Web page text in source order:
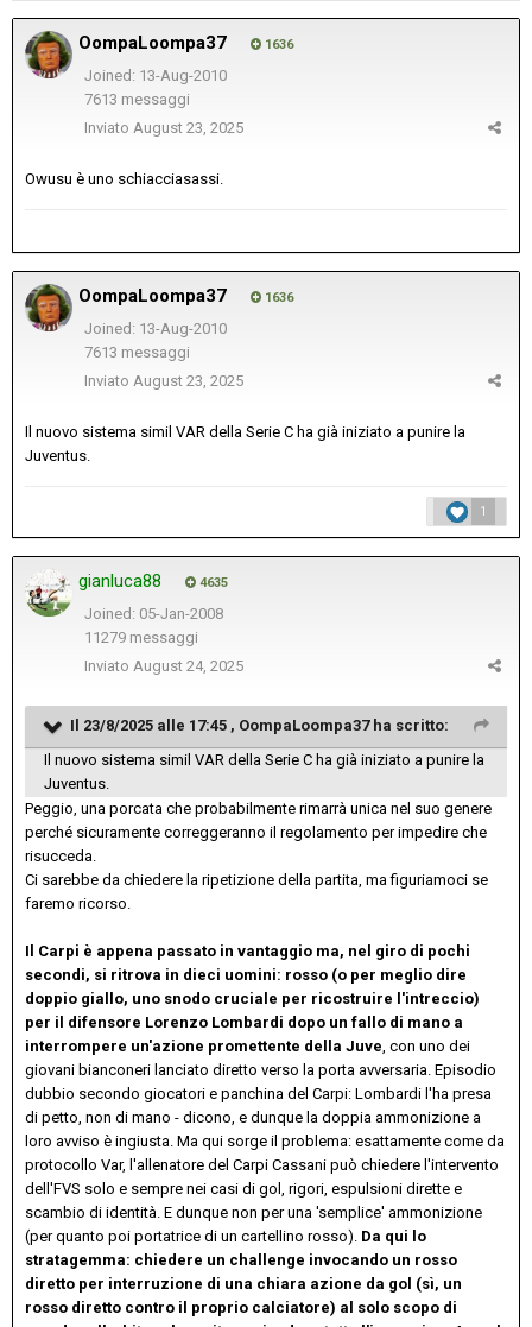
OompaLoompa37 1636
Joined: 13-Aug-2010
7613 messaggi
Inviato August 23, 2025
Owusu è uno schiacciasassi.
OompaLoompa37 1636
Joined: 13-Aug-2010
7613 messaggi
Inviato August 23, 2025
Il nuovo sistema simil VAR della Serie C ha già iniziato a punire la
Juventus.
1
gianluca88 4635
Joined: 05-Jan-2008
11279 messaggi
Inviato August 24, 2025
Il 23/8/2025 alle 17:45 , OompaLoompa37ha scritto:
Il nuovo sistema simil VAR della Serie C ha già iniziato a punire la
Juventus.
Peggio, una porcata che probabilmente rimarrà unica nel suo genere
perché sicuramente correggeranno il regolamento per impedire che
risucceda.
Ci sarebbe da chiedere la ripetizione della partita, ma figuriamoci se
faremo ricorso.
Il Carpi è appena passato in vantaggio ma, nel giro di pochi
secondi, si ritrova in dieci uomini: rosso (o per meglio dire
doppio giallo, uno snodo cruciale per ricostruire l'intreccio)
per il difensore Lorenzo Lombardi dopo un fallo di mano a
interrompere un'azione promettente della Juve , con uno dei
giovani bianconeri lanciato diretto verso la porta avversaria. Episodio
dubbio secondo giocatori e panchina del Carpi: Lombardi l'ha presa
di petto, non di mano - dicono, e dunque la doppia ammonizione a
loro avviso è ingiusta. Ma qui sorge il problema: esattamente come da
protocollo Var, l'allenatore del Carpi Cassani può chiedere l'intervento
dell'FVS solo e sempre nei casi di gol, rigori, espulsioni dirette e
scambio di identità. E dunque non per una 'semplice' ammonizione
(per quanto poi portatrice di un cartellino rosso). Da qui lo
stratagemma: chiedere un challenge invocando un rosso
diretto per interruzione di una chiara azione da gol (sì, un
rosso diretto contro il proprio calciatore) al solo scopo di